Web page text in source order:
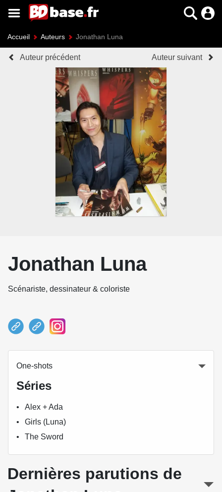
Accueil Auteurs Jonathan Luna
Auteur précédent Auteur suivant
Jonathan Luna
Scénariste, dessinateur & coloriste
One-shots
Séries
Alex + Ada
Girls (Luna)
The Sword
Dernières parutions de